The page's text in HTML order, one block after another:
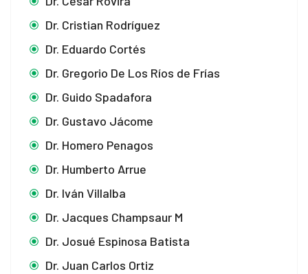
Dr. Cristian Rodríguez
Dr. Eduardo Cortés
Dr. Gregorio De Los Ríos de Frías
Dr. Guido Spadafora
Dr. Gustavo Jácome
Dr. Homero Penagos
Dr. Humberto Arrue
Dr. Iván Villalba
Dr. Jacques Champsaur M
Dr. Josué Espinosa Batista
Dr. Juan Carlos Ortiz